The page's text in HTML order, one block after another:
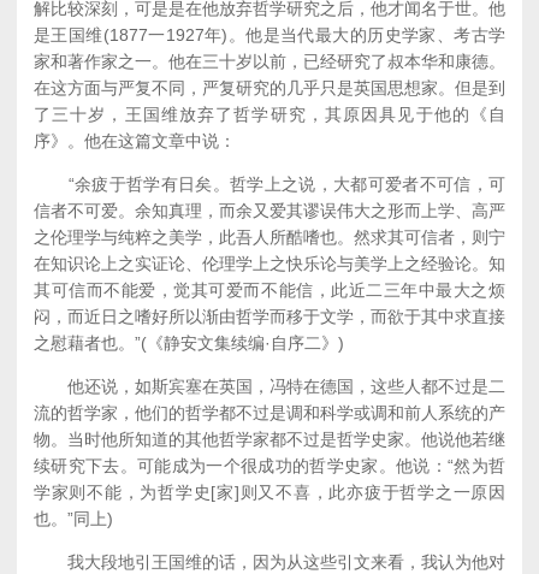
解比较深刻，可是是在他放弃哲学研究之后，他才闻名于世。他
是王国维(1877一1927年)。他是当代最大的历史学家、考古学
家和著作家之一。他在三十岁以前，已经研究了叔本华和康德。
在这方面与严复不同，严复研究的几乎只是英国思想家。但是到
了三十岁，王国维放弃了哲学研究，其原因具见于他的《自
序》。他在这篇文章中说：
“余疲于哲学有日矣。哲学上之说，大都可爱者不可信，可
信者不可爱。余知真理，而余又爱其谬误伟大之形而上学、高严
之伦理学与纯粹之美学，此吾人所酷嗜也。然求其可信者，则宁
在知识论上之实证论、伦理学上之快乐论与美学上之经验论。知
其可信而不能爱，觉其可爱而不能信，此近二三年中最大之烦
闷，而近日之嗜好所以渐由哲学而移于文学，而欲于其中求直接
之慰藉者也。”(《静安文集续编·自序二》)
他还说，如斯宾塞在英国，冯特在德国，这些人都不过是二
流的哲学家，他们的哲学都不过是调和科学或调和前人系统的产
物。当时他所知道的其他哲学家都不过是哲学史家。他说他若继
续研究下去。可能成为一个很成功的哲学史家。他说：“然为哲
学家则不能，为哲学史[家]则又不喜，此亦疲于哲学之一原因
也。”同上)
我大段地引王国维的话，因为从这些引文来看，我认为他对